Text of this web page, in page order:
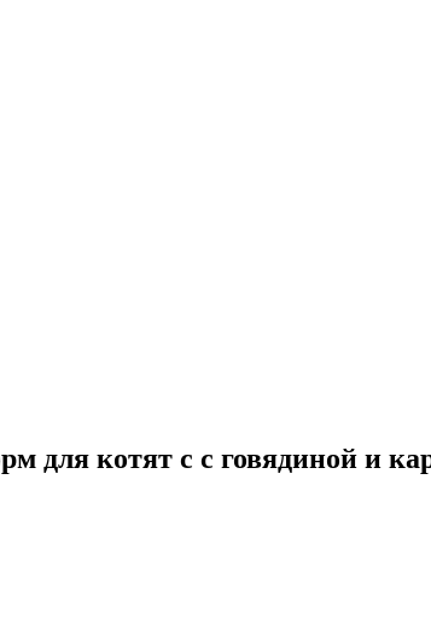
для котят с с говядиной и